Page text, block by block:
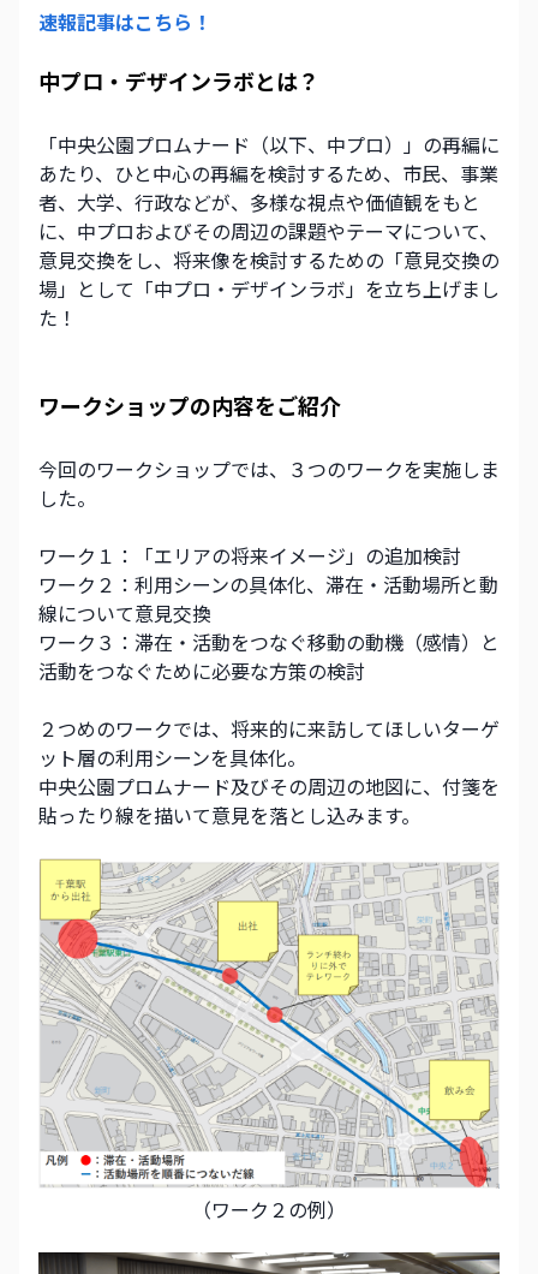
速報記事はこちら！
中プロ・デザインラボとは？
「中央公園プロムナード（以下、中プロ）」の再編に
あたり、ひと中心の再編を検討するため、市民、事業
者、大学、行政などが、多様な視点や価値観をもと
に、中プロおよびその周辺の課題やテーマについて、
意見交換をし、将来像を検討するための「意見交換の
場」として「中プロ・デザインラボ」を立ち上げまし
た！
ワークショップの内容をご紹介
今回のワークショップでは、３つのワークを実施しま
した。
ワーク１：「エリアの将来イメージ」の追加検討
ワーク２：利用シーンの具体化、滞在・活動場所と動
線について意見交換
ワーク３：滞在・活動をつなぐ移動の動機（感情）と
活動をつなぐために必要な方策の検討
２つめのワークでは、将来的に来訪してほしいターゲ
ット層の利用シーンを具体化。
中央公園プロムナード及びその周辺の地図に、付箋を
貼ったり線を描いて意見を落とし込みます。
（ワーク２の例）